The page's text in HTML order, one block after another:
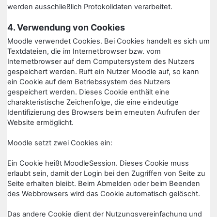
werden ausschließlich Protokolldaten verarbeitet.
4. Verwendung von Cookies
Moodle verwendet Cookies. Bei Cookies handelt es sich um
Textdateien, die im Internetbrowser bzw. vom
Internetbrowser auf dem Computersystem des Nutzers
gespeichert werden. Ruft ein Nutzer Moodle auf, so kann
ein Cookie auf dem Betriebssystem des Nutzers
gespeichert werden. Dieses Cookie enthält eine
charakteristische Zeichenfolge, die eine eindeutige
Identifizierung des Browsers beim erneuten Aufrufen der
Website ermöglicht.
Moodle setzt zwei Cookies ein:
Ein Cookie heißt MoodleSession. Dieses Cookie muss
erlaubt sein, damit der Login bei den Zugriffen von Seite zu
Seite erhalten bleibt. Beim Abmelden oder beim Beenden
des Webbrowsers wird das Cookie automatisch gelöscht.
Das andere Cookie dient der Nutzungsvereinfachung und